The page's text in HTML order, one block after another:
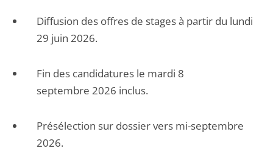
Diffusion des offres de stages à partir du lundi
29 juin 2026.
Fin des candidatures le mardi 8
septembre 2026 inclus.
Présélection sur dossier vers mi-septembre
2026.